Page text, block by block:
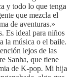
y todo lo que tenga
que mezcla el
de aventuras.»
Es ideal para niños
la música o el baile.
lejos de las
Sanha, que tiene
de K-pop. Mi hija